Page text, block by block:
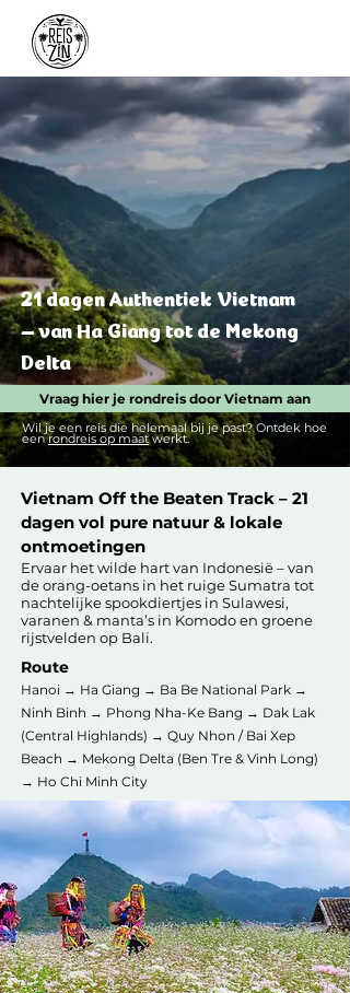
21 dagen Authentiek Vietnam
– van Ha Giang tot de Mekong
Delta
Vraag hier je rondreis door Vietnam aan
Wil je een reis die helemaal bij je past? Ontdek hoe
eenrondreis op maatwerkt.
Vietnam Off the Beaten Track – 21
dagen vol pure natuur & lokale
ontmoetingen
Ervaar het wilde hart van Indonesië – van
de orang-oetans in het ruige Sumatra tot
nachtelijke spookdiertjes in Sulawesi,
varanen & manta’s in Komodo en groene
rijstvelden op Bali.
Route
Hanoi → Ha Giang → Ba Be National Park →
Ninh Binh → Phong Nha-Ke Bang → Dak Lak
(Central Highlands) → Quy Nhon / Bai Xep
Beach → Mekong Delta (Ben Tre & Vinh Long)
→ Ho Chi Minh City